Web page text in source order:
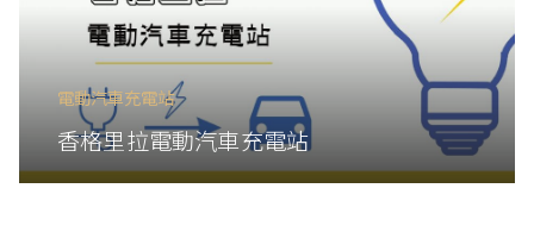
電動汽車充電站
香格里拉電動汽車充電站